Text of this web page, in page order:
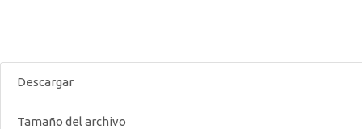
Descargar
Tamaño del archivo